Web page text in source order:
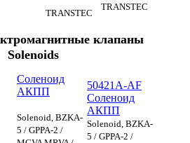
TRANSTEC
TRANSTEC
клапаны
Solenoids
Соленоид
АКПП
Solenoid, BZKA-
5 / GPPA-2 /
50421A-AF
Соленоид
АКПП
Solenoid, BZKA-
5 / GPPA-2 /